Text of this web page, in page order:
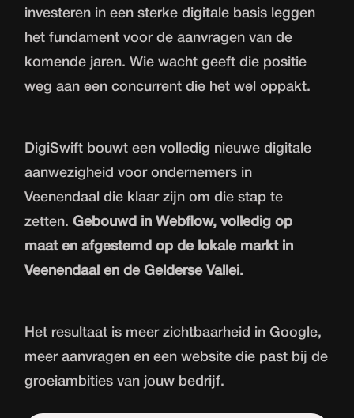
investeren in een sterke digitale basis leggen
het fundament voor de aanvragen van de
komende jaren. Wie wacht geeft die positie
weg aan een concurrent die het wel oppakt.
DigiSwift bouwt een volledig nieuwedigitale
aanwezigheid voor ondernemers in
Veenendaal die klaar zijn om die stap te
zetten.Gebouwd in Webflow, volledig op
maat en afgestemd op de lokale markt in
Veenendaal en de Gelderse Vallei.
Het resultaat is meer zichtbaarheid in Google,
meer aanvragen en een website die past bij de
groeiambities van jouw bedrijf.